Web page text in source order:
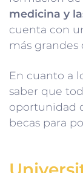
medicina y
cuenta con
más grandes
En cuanto a
saber que
oportunidad
becas para